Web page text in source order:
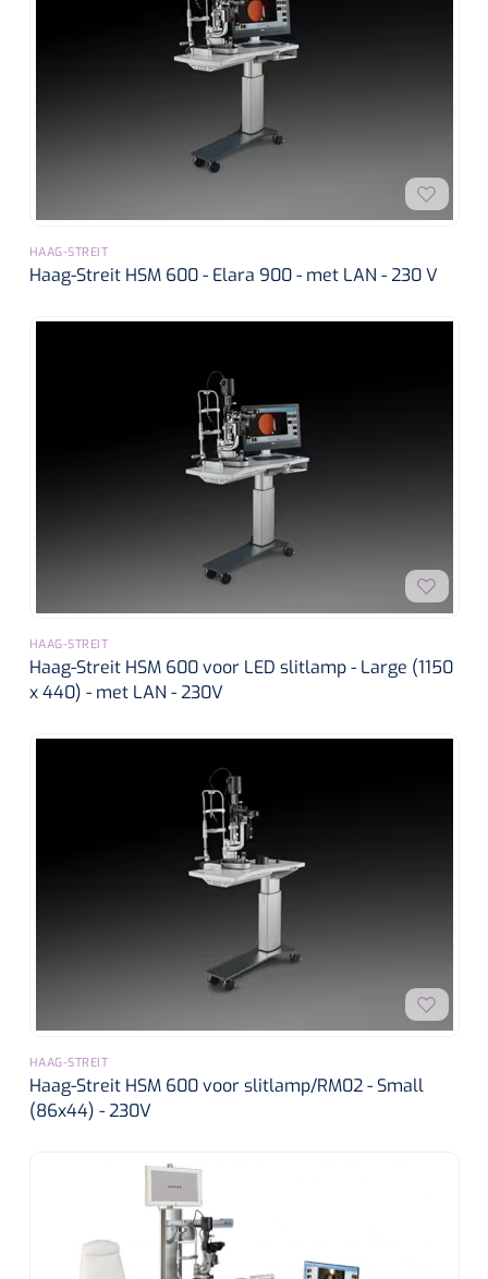
HAAG-STREIT
Haag-Streit HSM 600 - Elara 900 - met LAN - 230 V
HAAG-STREIT
Haag-Streit HSM 600 voor LED slitlamp - Large (1150
x 440) - met LAN - 230V
HAAG-STREIT
Haag-Streit HSM 600 voor slitlamp/RM02 - Small
(86x44) - 230V